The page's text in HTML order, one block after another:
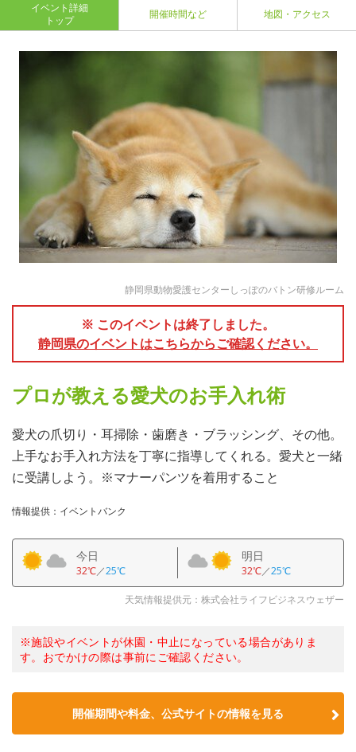
イベント詳細
トップ
開催時間など 地図・アクセス
静岡県動物愛護センターしっぽのバトン研修ルーム
※ このイベントは終了しました。
静岡県のイベントはこちらからご確認ください。
プロが教える愛犬のお手入れ術
愛犬の爪切り・耳掃除・歯磨き・ブラッシング、その他。
上手なお手入れ方法を丁寧に指導してくれる。愛犬と一緒
に受講しよう。※マナーパンツを着用すること
情報提供：イベントバンク
今日
32℃／25℃
明日
32℃／25℃
天気情報提供元：株式会社ライフビジネスウェザー
※施設やイベントが休園・中止になっている場合がありま
す。おでかけの際は事前にご確認ください。
開催期間や料金、公式サイトの情報を見る